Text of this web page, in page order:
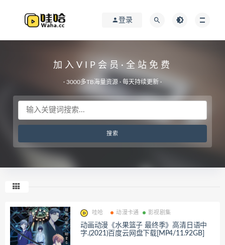
登录
加入VIP会员·全站免费
· 3000多TB海量资源 · 每天持续更新 ·
哇哈 动漫卡通 影视剧集
动画动漫《水果篮子 最终季》高清日语中
字.(2021)百度云网盘下载[MP4/11.92GB]